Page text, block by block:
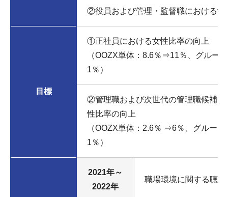
②役員および管理・監督職における女
目標
①正社員における女性比率の向上
（OOZX単体：8.6％⇒11％、グルー
1％）
②管理職および次世代の管理職候補（
性比率の向上
（OOZX単体：2.6％ ⇒6％、グルー
1％）
2021年～
2022年
職場環境に関する聴